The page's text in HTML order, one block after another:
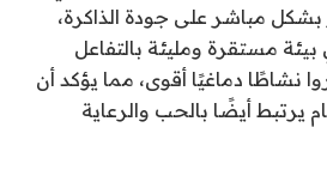
مباشر على جودة الذاكرة،
بيئة مستقرة ومليئة بالتفاعل
نشاطًا دماغيًا أقوى، مما يؤكد أن
يرتبط أيضًا بالحب والرعاية